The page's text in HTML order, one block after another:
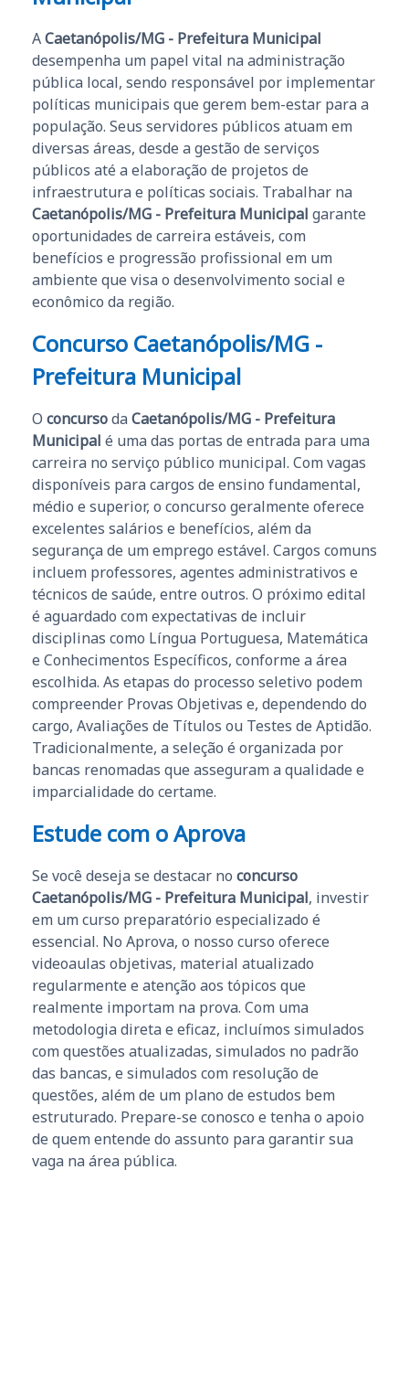
ACaetanópolis/MG - Prefeitura Municipal
desempenha um papel vital na administração
pública local, sendo responsável por implementar
políticas municipais que gerem bem-estar para a
população. Seus servidores públicos atuam em
diversas áreas, desde a gestão de serviços
públicos até a elaboração de projetos de
infraestrutura e políticas sociais. Trabalhar na
Caetanópolis/MG - Prefeitura Municipal garante
oportunidades de carreira estáveis, com
benefícios e progressão profissional em um
ambiente que visa o desenvolvimento social e
econômico da região.
Concurso Caetanópolis/MG -
Prefeitura Municipal
O concursoda Caetanópolis/MG - Prefeitura
Municipal é uma das portas de entrada para uma
carreira no serviço público municipal. Com vagas
disponíveis para cargos de ensino fundamental,
médio e superior, o concurso geralmente oferece
excelentes salários e benefícios, além da
segurança de um emprego estável. Cargos comuns
incluem professores, agentes administrativos e
técnicos de saúde, entre outros. O próximo edital
é aguardado com expectativas de incluir
disciplinas como Língua Portuguesa, Matemática
e Conhecimentos Específicos, conforme a área
escolhida. As etapas do processo seletivo podem
compreender Provas Objetivas e, dependendo do
cargo, Avaliações de Títulos ou Testes de Aptidão.
Tradicionalmente, a seleção é organizada por
bancas renomadas que asseguram a qualidade e
imparcialidade do certame.
Estude com o Aprova
Se você deseja se destacar no concurso
Caetanópolis/MG - Prefeitura Municipal, investir
em um curso preparatório especializado é
essencial. No Aprova, o nosso curso oferece
videoaulas objetivas, material atualizado
regularmente e atenção aos tópicos que
realmente importam na prova. Com uma
metodologia direta e eficaz, incluímos simulados
com questões atualizadas, simulados no padrão
das bancas, e simulados com resolução de
questões, além de um plano de estudos bem
estruturado. Prepare-se conosco e tenha o apoio
de quem entende do assunto para garantir sua
vaga na área pública.